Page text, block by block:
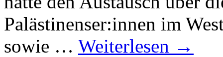
Palästinenser:innen im
sowie … Weiterlesen →